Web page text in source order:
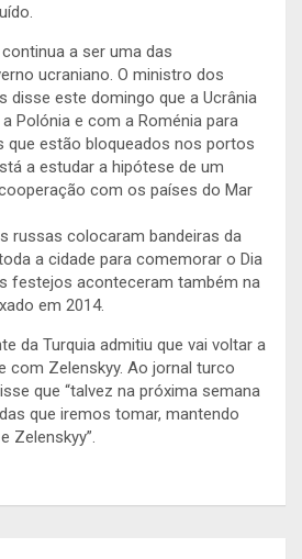
a ser uma das
ucraniano. O ministro dos
disse este domingo que a Ucrânia
Polónia e com a Roménia para
que estão bloqueados nos portos
a estudar a hipótese de um
com os países do Mar
russas colocaram bandeiras da
a cidade para comemorar o Dia
festejos aconteceram também na
em 2014.
da Turquia admitiu que vai voltar a
com Zelenskyy. Ao jornal turco
que “talvez na próxima semana
que iremos tomar, mantendo
Zelenskyy”.